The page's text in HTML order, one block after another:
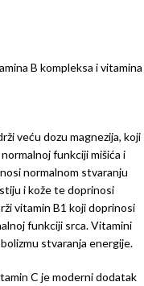
B kompleksa i vitamina
veću dozu magnezija, koji
funkciji mišića i
normalnom stvaranju
i kože te doprinosi
vitamin B1 koji doprinosi
funkciji srca. Vitamini
stvaranja energije.
C je moderni dodatak